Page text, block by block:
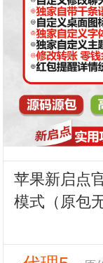
苹果新启点
模式（原包